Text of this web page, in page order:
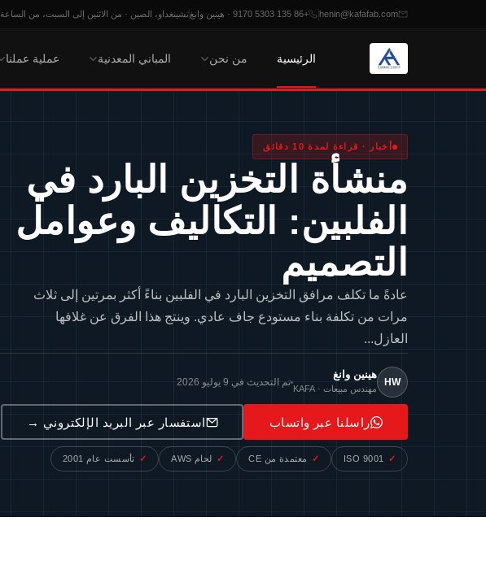
henin@kafafab.com +86 135 5303 9170 · هينين وانغ تشينغداو، الصين · من الاثنين إلى السبت، من الساعة 08:00 إلى 18:00 بتوقيت بكين
الرئيسية من نحن المباني المعدنية عملية عملنا
أخبار · قراءة لمدة 10 دقائق
منشأة التخزين البارد في
الفلبين: التكاليف وعوامل
التصميم
عادةً ما تكلف مرافق التخزين البارد في الفلبين بناءً أكثر بمرتين إلى ثلاث
مرات من تكلفة بناء مستودع جاف عادي. وينتج هذا الفرق عن غلافها
العازل...
HW
هينين وانغ
مهندس مبيعات · KAFA
تم التحديث في 9 يوليو 2026
راسلنا عبر واتساب استفسار عبر البريد الإلكتروني →
ISO 9001 معتمدة من CE لحام AWS تأسست عام 2001